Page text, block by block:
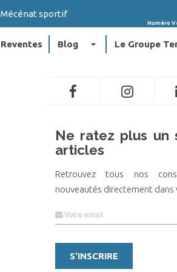
Mécénat sportif
Numéro
Reventes Blog arrow_drop_down Le Groupe
Ne ratez plus un
articles
Retrouvez tous nos
nouveautés directement dans